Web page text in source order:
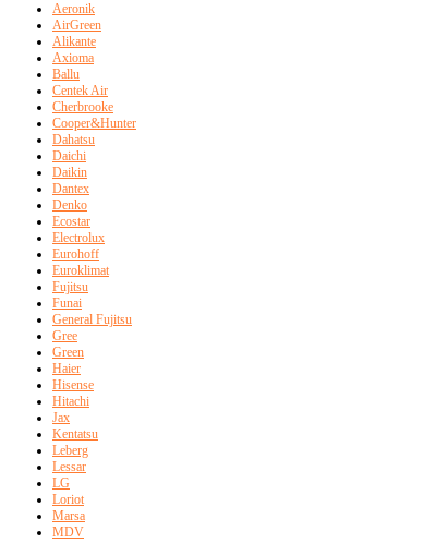
Aeronik
AirGreen
Alikante
Axioma
Ballu
Centek Air
Cherbrooke
Cooper&Hunter
Dahatsu
Daichi
Daikin
Dantex
Denko
Ecostar
Electrolux
Eurohoff
Euroklimat
Fujitsu
Funai
General Fujitsu
Gree
Green
Haier
Hisense
Hitachi
Jax
Kentatsu
Leberg
Lessar
LG
Loriot
Marsa
MDV